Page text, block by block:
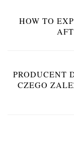
HOW TO
PRODUCENT
CZEGO